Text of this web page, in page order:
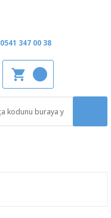
0541 347 00 38